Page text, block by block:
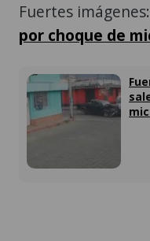
Fuertes imágenes:
por choque de